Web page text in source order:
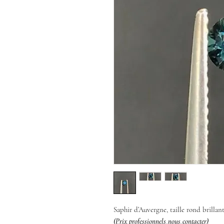
Saphir d’Auvergne, taille rond
(Prix professionnels nous contacter)